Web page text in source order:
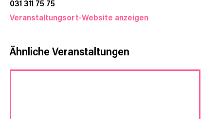
031 311 75 75
Veranstaltungsort-Website anzeigen
Ähnliche Veranstaltungen